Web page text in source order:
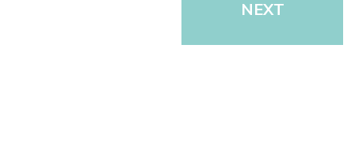
NEXT